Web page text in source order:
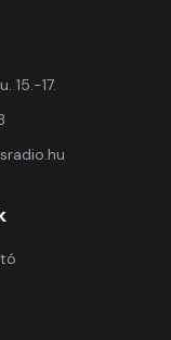
15.-17.